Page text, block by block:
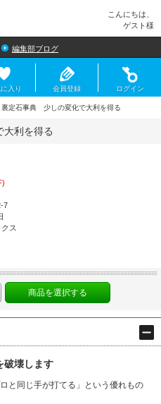
こんにちは、
ゲスト様
編集部ブログ
入り 会員登録 ログイン
裏定石事典 少しの変化で大利を得る
利を得る
7
ス
商品を選択する
破壊します
と同じ手が打てる」という優れもの